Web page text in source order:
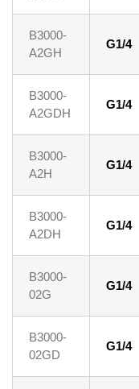
B3000-
A2GH
G1/4
B3000-
A2GDH
G1/4
B3000-
A2H
G1/4
B3000-
A2DH
G1/4
B3000-
02G
G1/4
B3000-
02GD
G1/4